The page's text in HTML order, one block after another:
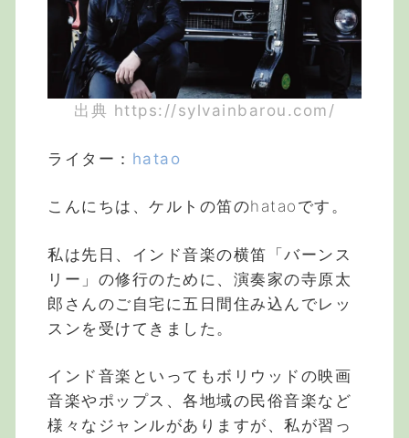
出典 https://sylvainbarou.com/
ライター： hatao
こんにちは、ケルトの笛のhataoです。
私は先日、インド音楽の横笛「バーンス
リー」の修行のために、演奏家の寺原太
郎さんのご自宅に五日間住み込んでレッ
スンを受けてきました。
インド音楽といってもボリウッドの映画
音楽やポップス、各地域の民俗音楽など
様々なジャンルがありますが、私が習っ